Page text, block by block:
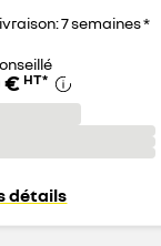
7 semaines *
€ HT*
détails